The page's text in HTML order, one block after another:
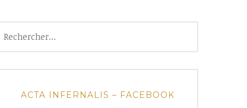
ACTA INFERNALIS – FACEBOOK